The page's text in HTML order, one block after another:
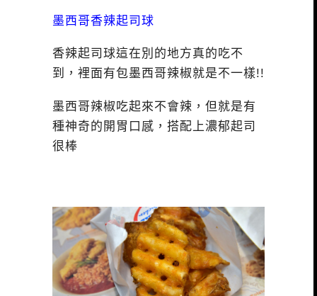
墨西哥香辣起司球
香辣起司球這在別的地方真的吃不
到，裡面有包墨西哥辣椒就是不一樣!!
墨西哥辣椒吃起來不會辣，但就是有
種神奇的開胃口感，搭配上濃郁起司
很棒